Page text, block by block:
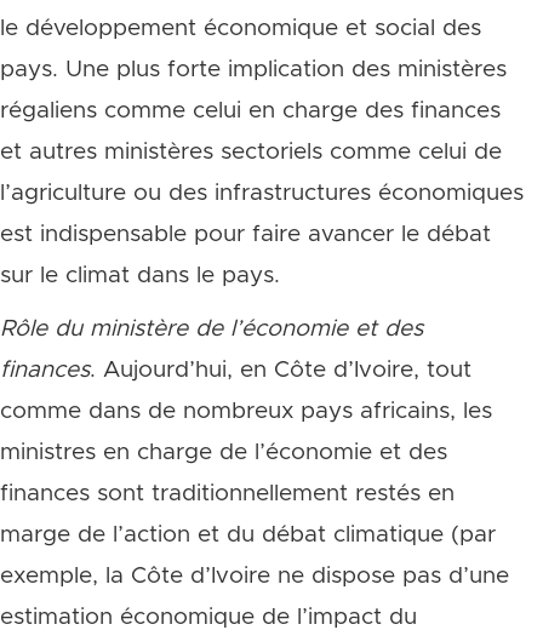
le développement économique et social des
pays. Une plus forte implication des ministères
régaliens comme celui en charge des finances
et autres ministères sectoriels comme celui de
l’agriculture ou des infrastructures économiques
est indispensable pour faire avancer le débat
sur le climat dans le pays.
Rôle du ministère de l’économie et des
finances. Aujourd’hui, en Côte d’Ivoire, tout
comme dans de nombreux pays africains, les
ministres en charge de l’économie et des
finances sont traditionnellement restés en
marge de l’action et du débat climatique (par
exemple, la Côte d’Ivoire ne dispose pas d’une
estimation économique de l’impact du